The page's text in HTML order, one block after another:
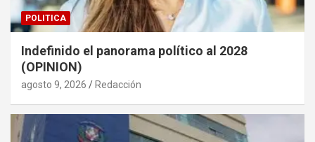
POLITICA
Indefinido el panorama político al 2028
(OPINION)
agosto 9, 2026 Redacción